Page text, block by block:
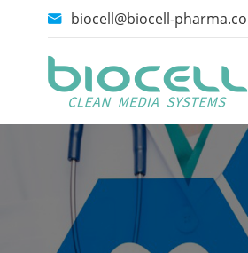
 biocell@biocell-